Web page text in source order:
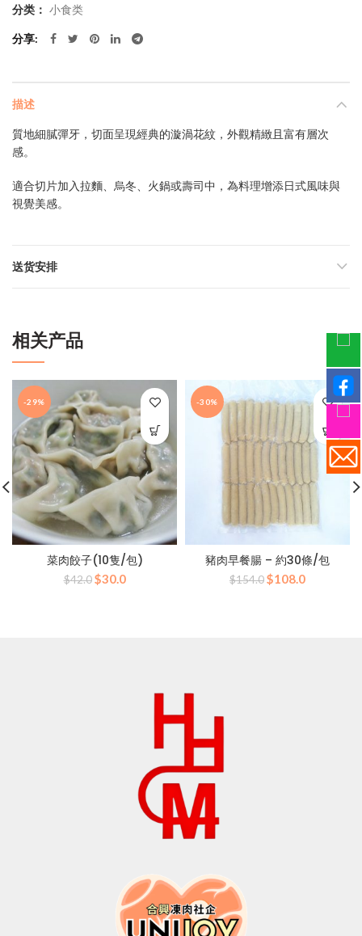
分类： 小食类
分享
描述
質地細膩彈牙，切面呈現經典的漩渦花紋，外觀精緻且富有層次
感。
適合切片加入拉麵、烏冬、火鍋或壽司中，為料理增添日式風味與
視覺美感。
送货安排
相关产品
-29%
菜肉餃子(10隻/包)
$42.0 原
$30.0当
-30%
豬肉早餐腸 – 約30條/包
$154.0原
$108.0当